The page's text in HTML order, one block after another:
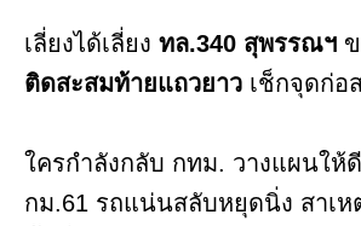
เลี่ยงได้เลี่ยง ทล.340 สุพรรณฯ
ติดสะสมท้ายแถวยาว เช็กจุดก่อ
ใครกำลังกลับ กทม. วางแผนให้
กม.61 รถแน่นสลับหยุดนิ่ง สาเห